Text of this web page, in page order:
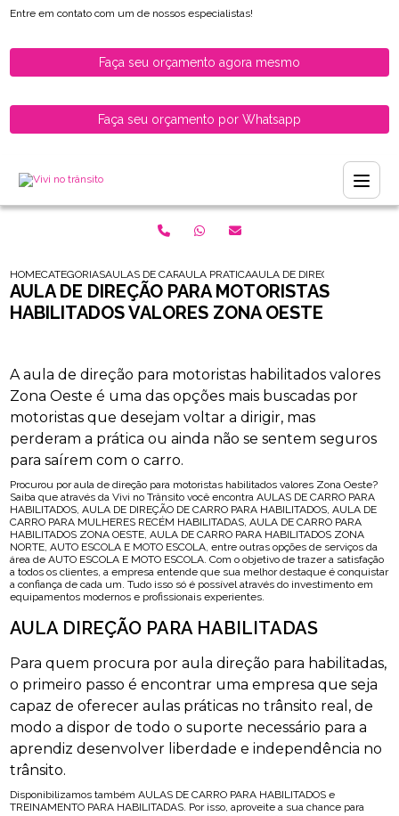
Entre em contato com um de nossos especialistas!
Faça seu orçamento agora mesmo
Faça seu orçamento por Whatsapp
HOMECATEGORIASAULAS DE CARRO PARA HABILITADOS
AULA PRATICA DE CARRO PARA
AULA DE DIRECAO PARA
AULA DE DIREÇÃO PARA MOTORISTAS
HABILITADOS VALORES ZONA OESTE
A aula de direção para motoristas habilitados valores
Zona Oeste é uma das opções mais buscadas por
motoristas que desejam voltar a dirigir, mas
perderam a prática ou ainda não se sentem seguros
para saírem com o carro.
Procurou por aula de direção para motoristas habilitados valores Zona Oeste?
Saiba que através da Vivi no Trânsito você encontra AULAS DE CARRO PARA
HABILITADOS, AULA DE DIREÇÃO DE CARRO PARA HABILITADOS, AULA DE
CARRO PARA MULHERES RECÉM HABILITADAS, AULA DE CARRO PARA
HABILITADOS ZONA OESTE, AULA DE CARRO PARA HABILITADOS ZONA
NORTE, AUTO ESCOLA E MOTO ESCOLA, entre outras opções de serviços da
área de AUTO ESCOLA E MOTO ESCOLA. Com o objetivo de trazer a satisfação
a todos os clientes, a empresa entende que sua melhor destaque é conquistar
a confiança de cada um. Tudo isso só é possível através do investimento em
equipamentos modernos e profissionais experientes.
AULA DIREÇÃO PARA HABILITADAS
Para quem procura por aula direção para habilitadas,
o primeiro passo é encontrar uma empresa que seja
capaz de oferecer aulas práticas no trânsito real, de
modo a dispor de todo o suporte necessário para a
aprendiz desenvolver liberdade e independência no
trânsito.
Disponibilizamos também AULAS DE CARRO PARA HABILITADOS e
TREINAMENTO PARA HABILITADAS. Por isso, aproveite a sua chance para